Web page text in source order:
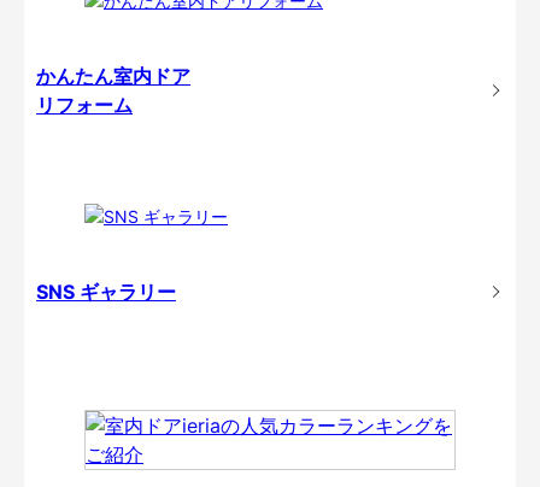
かんたん室内ドア
リフォーム
SNS ギャラリー